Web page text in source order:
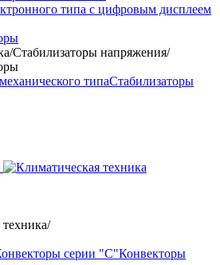
типа с цифровым дисплеем
/Стабилизаторы напряжения/
типаСтабилизаторы
/
серии "С"Конвекторы